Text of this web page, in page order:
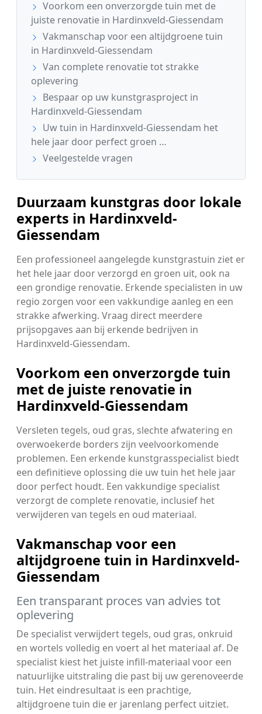
Voorkom een onverzorgde tuin met de
juiste renovatie in Hardinxveld-Giessendam
Vakmanschap voor een altijdgroene tuin
in Hardinxveld-Giessendam
Van complete renovatie tot strakke
oplevering
Bespaar op uw kunstgrasproject in
Hardinxveld-Giessendam
Uw tuin in Hardinxveld-Giessendam het
hele jaar door perfect groen …
Veelgestelde vragen
Duurzaam kunstgras door lokale
experts in Hardinxveld-
Giessendam
Een professioneel aangelegde kunstgrastuin ziet er
het hele jaar door verzorgd en groen uit, ook na
een grondige renovatie. Erkende specialisten in uw
regio zorgen voor een vakkundige aanleg en een
strakke afwerking. Vraag direct meerdere
prijsopgaves aan bij erkende bedrijven in
Hardinxveld-Giessendam.
Voorkom een onverzorgde tuin
met de juiste renovatie in
Hardinxveld-Giessendam
Versleten tegels, oud gras, slechte afwatering en
overwoekerde borders zijn veelvoorkomende
problemen. Een erkende kunstgrasspecialist biedt
een definitieve oplossing die uw tuin het hele jaar
door perfect houdt. Een vakkundige specialist
verzorgt de complete renovatie, inclusief het
verwijderen van tegels en oud materiaal.
Vakmanschap voor een
altijdgroene tuin in Hardinxveld-
Giessendam
Een transparant proces van advies tot
oplevering
De specialist verwijdert tegels, oud gras, onkruid
en wortels volledig en voert al het materiaal af. De
specialist kiest het juiste infill-materiaal voor een
natuurlijke uitstraling die past bij uw gerenoveerde
tuin. Het eindresultaat is een prachtige,
altijdgroene tuin die er jarenlang perfect uitziet.